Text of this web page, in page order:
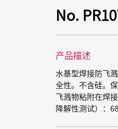
No.
产品描述
水基型焊接防飞
全性。不含硅。
飞溅物粘附在焊
降解性测试）：